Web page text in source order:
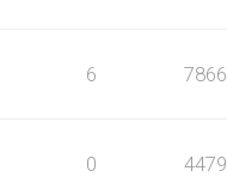
6 7866
0 4479